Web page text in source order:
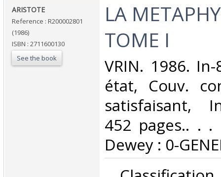
‎ARISTOTE‎
Reference : R200002801
(1986)
ISBN : 2711600130
See the book
‎LA
TOME I‎
‎VRIN. 1986.
état, Couv.
satisfaisant,
452 pages.. . .
Dewey : 0-